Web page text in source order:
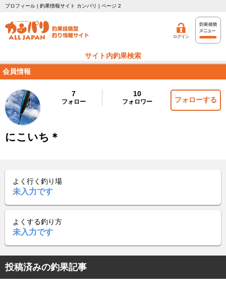
プロフィール | 釣果情報サイト カンパリ | ページ 2
ログイン
サイト内釣果検索
会員情報
7
フォロー
10
フォロワー フォローする
にこいち＊
よく行く釣り場
未入力です
よくする釣り方
未入力です
投稿済みの釣果記事